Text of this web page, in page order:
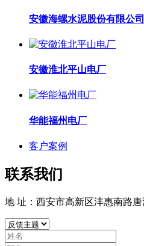
安徽海螺水泥股份有限公司
安徽淮北平山电厂
华能福州电厂
客户案例
联系我们
地 址：西安市高新区沣惠南路